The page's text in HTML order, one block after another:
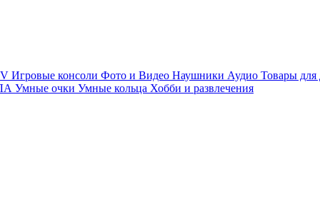
Игровые консоли Фото и Видео Наушники Аудио Товары для
Умные очки Умные кольца Хобби и развлечения